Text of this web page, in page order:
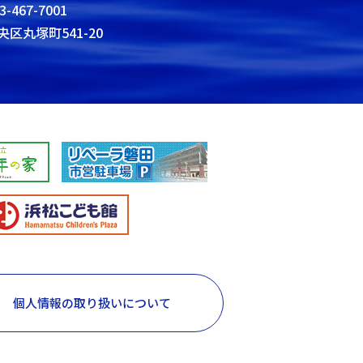
467-7001
区丸塚町541-20
個人情報の取り扱いについて